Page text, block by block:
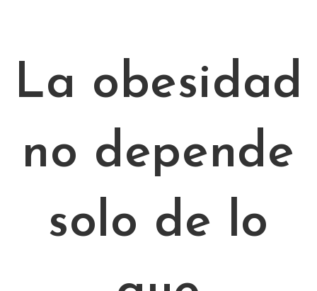
La obesidad
no depende
solo de lo